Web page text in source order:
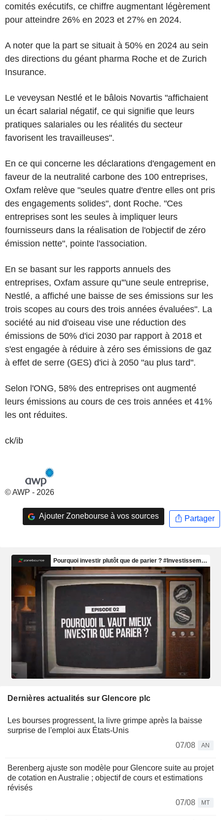
comités exécutifs, ce chiffre augmentant légèrement
pour atteindre 26% en 2023 et 27% en 2024.
A noter que la part se situait à 50% en 2024 au sein
des directions du géant pharma Roche et de Zurich
Insurance.
Le veveysan Nestlé et le bâlois Novartis "affichaient
un écart salarial négatif, ce qui signifie que leurs
pratiques salariales ou les réalités du secteur
favorisent les travailleuses".
En ce qui concerne les déclarations d'engagement en
faveur de la neutralité carbone des 100 entreprises,
Oxfam relève que "seules quatre d'entre elles ont pris
des engagements solides", dont Roche. "Ces
entreprises sont les seules à impliquer leurs
fournisseurs dans la réalisation de l'objectif de zéro
émission nette", pointe l'association.
En se basant sur les rapports annuels des
entreprises, Oxfam assure qu'"une seule entreprise,
Nestlé, a affiché une baisse de ses émissions sur les
trois scopes au cours des trois années évaluées". La
société au nid d'oiseau vise une réduction des
émissions de 50% d'ici 2030 par rapport à 2018 et
s'est engagée à réduire à zéro ses émissions de gaz
à effet de serre (GES) d'ici à 2050 "au plus tard".
Selon l'ONG, 58% des entreprises ont augmenté
leurs émissions au cours de ces trois années et 41%
les ont réduites.
ck/ib
© AWP - 2026
Ajouter Zonebourse à vos sources Partager
Dernières actualités sur Glencore plc
Les bourses progressent, la livre grimpe après la baisse
surprise de l'emploi aux États-Unis
07/08
AN
Berenberg ajuste son modèle pour Glencore suite au projet
de cotation en Australie ; objectif de cours et estimations
révisés
07/08
MT